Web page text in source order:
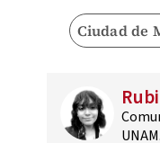
Ciudad de